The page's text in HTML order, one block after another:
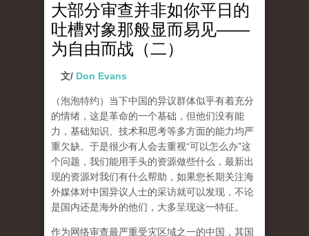
大部分审查并非如你平日的
吐槽对象那般显而易见——
为自由而战（二）
文/ Don Evans
（泡泡特约） 当下中国的异议群体似乎有着充分
的情绪，这是革命的一个基础，但他们没有能
力，基础知识、技术和思考等多方面的能力均严
重欠缺。于是很少有人会去重视“可以怎么办”这
个问题，我们能用手头的资源做些什么，最新出
现的资源对我们有什么帮助，如果您长期关注海
外媒体对中国异议人士的采访就可以发现，不论
是国内还是海外的他们，大多呈现这一特征。
作为网络审查最严重受灾区域之一的中国，其国